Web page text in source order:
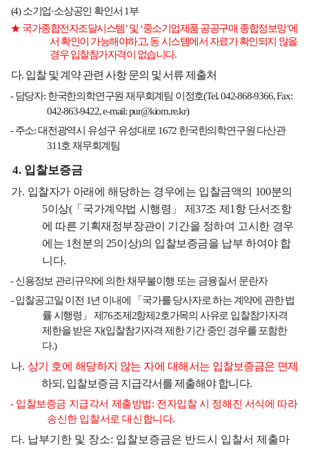
(4)소기업·소상공인 확인서 1부
★ 국가종합전자조달시스템’및 ‘중소기업제품 공공구매 종합정보망’에
서 확인이 가능해야하고,동 시스템에서 자료가 확인되지 않을
경우 입찰참가자격이 없습니다.
다. 입찰 및 계약 관련 사항 문의 및 서류 제출처
-담당자: 한국한의학연구원 재무회계팀 이정호(Tel. 042-868-9366, Fax:
042-863-9422, e-mail:pur@kiom.re.kr)
-주소:대전광역시 유성구 유성대로 1672 한국한의학연구원 다산관
311호 재무회계팀
4. 입찰보증금
가. 입찰자가 아래에 해당하는 경우에는 입찰금액의 100분의
5이상(「 국가계약법 시행령 」 제37조 제 1 항 단서조항
에 따른 기획재정부장관이 기간을 정하여 고시한 경우
에는 1천분의 25이상)의 입찰보증금을 납부 하여야 합
니다.
-신용정보 관리규약에 의한 채무불이행 또는 금융질서 문란자
- 입찰공고일 이전 1년 이내에 「 국가를 당사자로 하는 계약에 관한 법
률 시행령 」 제 76조제 2항제 2호가목의 사유로 입찰참가자격
제한을 받은 자(입찰참가자격 제한 기간 중인 경우를 포함한
다.)
나. 상기 호에 해당하지 않는 자에 대해서는 입찰보증금은 면제
하되 , 입찰보증금 지급각서를 제출해야 합니다.
- 입찰보증금 지급각서 제출방법: 전자입찰 시 정해진 서식에 따라
송신한 입찰서로 대신합니다.
다. 납부기한 및 장소: 입찰보증금은 반드시 입찰서 제출마